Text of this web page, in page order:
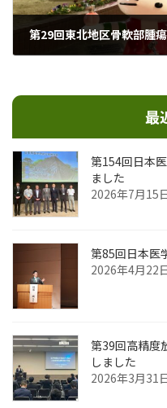
第29回東北地区骨軟部腫
最
第154回⽇本
ました
2026年7月15
第85回日本医
2026年4月22
第39回高精度
しました
2026年3月31